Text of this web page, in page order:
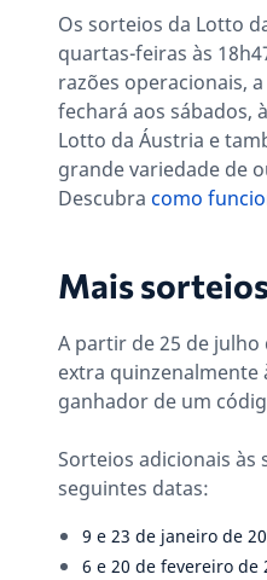
Os sorteios da Lotto
quartas-feiras às
razões operacionais,
fechará aos sábados,
Lotto da Áustria e
grande variedade de
Descubra como
Mais
A partir de 25 de
extra quinzenalmente
ganhador de um
Sorteios adicionais às
seguintes datas:
9 e 23 de janeiro de
6 e 20 de fevereiro de